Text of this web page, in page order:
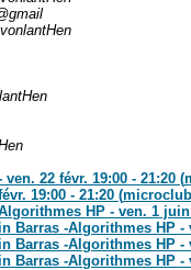
22 févr. 19:00 - 21:20 (
19:00 - 21:20 (
HP - ven. 1 juin
-Algorithmes HP -
-Algorithmes HP -
-Algorithmes HP -